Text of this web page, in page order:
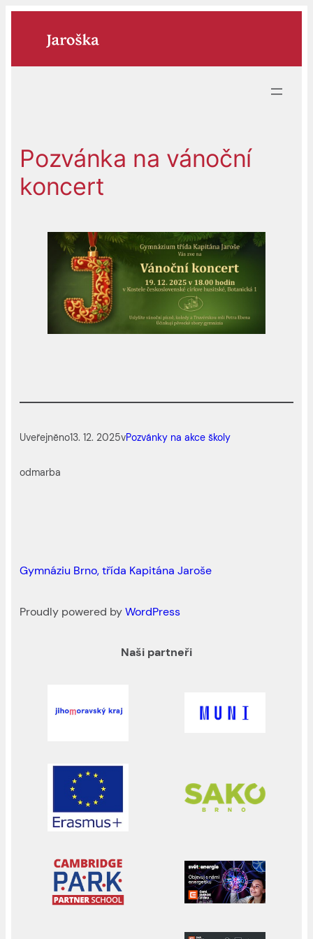
Pozvánka na vánoční
koncert
Uveřejněno13. 12. 2025vPozvánky na akce školy
odmarba
Gymnáziu Brno, třída Kapitána Jaroše
Proudly powered byWordPress
Naši partneři